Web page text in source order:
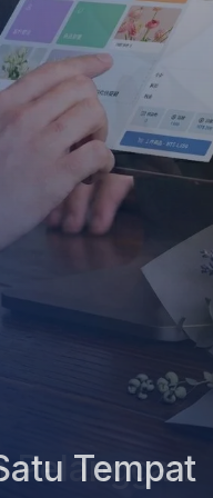
Pelanggan
Tempat